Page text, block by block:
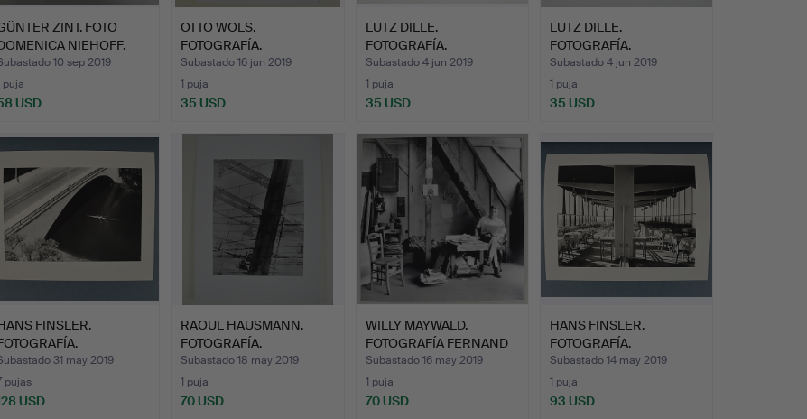
ZINT. FOTO
NIEHOFF.
10 sep 2019
puja
USD
OTTO WOLS.
FOTOGRAFÍA.
Subastado 16 jun 2019
1 puja
35 USD
LUTZ DILLE.
FOTOGRAFÍA.
Subastado 4 jun 2019
1 puja
35 USD
LUTZ DILLE.
FOTOGRAFÍA.
Subastado 4 jun 2019
1 puja
35 USD
FINSLER.
31 may 2019
pujas
USD
RAOUL HAUSMANN.
FOTOGRAFÍA.
Subastado 18 may 2019
1 puja
70 USD
WILLY MAYWALD.
FOTOGRAFÍA FERNAND
LEGER.
Subastado 16 may 2019
1 puja
70 USD
HANS FINSLER.
FOTOGRAFÍA.
Subastado 14 may 2019
1 puja
93 USD